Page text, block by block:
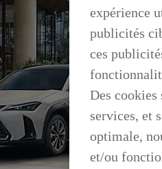
expérience
publicités
ces
Des cookies
services, et
optimale,
et/ou